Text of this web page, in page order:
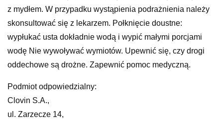
z mydłem. W przypadku wystąpienia podrażnienia należy
skonsultować się z lekarzem. Połknięcie doustne:
wypłukać usta dokładnie wodą i wypić małymi porcjami
wodę Nie wywoływać wymiotów. Upewnić się, czy drogi
oddechowe są drożne. Zapewnić pomoc medyczną.
Podmiot odpowiedzialny:
Clovin S.A.,
ul. Zarzecze 14,